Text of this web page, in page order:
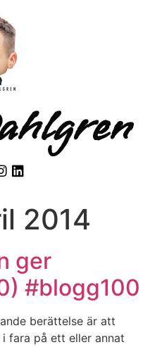
2014
ger
#blogg100
berättelse är att
fara på ett eller annat